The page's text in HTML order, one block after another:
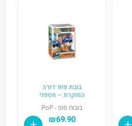
בובת פופ דורה
החוקרת – חטפני
בובות פופ - PoP
₪69.90